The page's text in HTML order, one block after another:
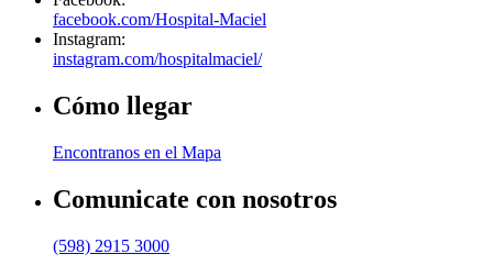
facebook.com/Hospital-Maciel
Instagram:
instagram.com/hospitalmaciel/
Cómo llegar
Encontranos en el Mapa
Comunicate con nosotros
(598) 2915 3000